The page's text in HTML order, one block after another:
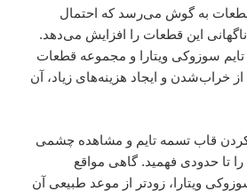
به گوش می‌رسد که احتمال
این قطعات را افزایش می‌دهد.
تایم سوزوکی ویتارا و مجموعه قطعات
از خراب‌شدن و ایجاد هزینه‌های زیاد، آن
کردن قاب تسمه تایم و مشاهده چشمی
تا حدودی فهمید. گاهی مواقع
ویتارا، زودتر از موعد طبیعی آن